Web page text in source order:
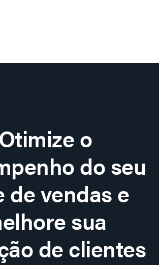
Otimize o
do seu
de vendas e
sua
de clientes